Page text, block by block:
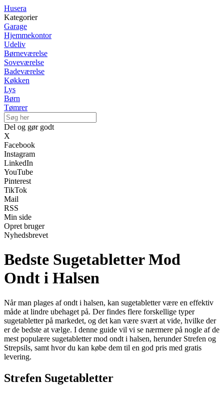
Husera
Kategorier
Garage
Hjemmekontor
Udeliv
Børneværelse
Soveværelse
Badeværelse
Køkken
Lys
Børn
Tømrer
Del og gør godt
X
Facebook
Instagram
LinkedIn
YouTube
Pinterest
TikTok
Mail
RSS
Min side
Opret bruger
Nyhedsbrevet
Bedste Sugetabletter Mod
Ondt i Halsen
Når man plages af ondt i halsen, kan sugetabletter være en effektiv
måde at lindre ubehaget på. Der findes flere forskellige typer
sugetabletter på markedet, og det kan være svært at vide, hvilke der
er de bedste at vælge. I denne guide vil vi se nærmere på nogle af de
mest populære sugetabletter mod ondt i halsen, herunder Strefen og
Strepsils, samt hvor du kan købe dem til en god pris med gratis
levering.
Strefen Sugetabletter